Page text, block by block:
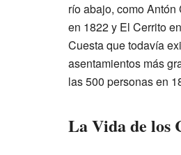
río abajo, como Antón
en 1822 y El Cerrito
Cuesta que todavía
asentamientos más
las 500 personas en
La Vida de los